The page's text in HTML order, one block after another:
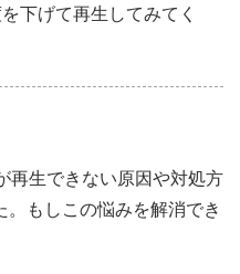
下げて再生してみてく
再生できない原因や対処方
もしこの悩みを解消でき